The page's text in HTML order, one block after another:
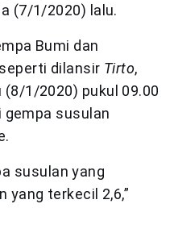
(7/1/2020) lalu.
Bumi dan
dilansir Tirto,
(8/1/2020) pukul 09.00
susulan
susulan yang
yang terkecil 2,6,”